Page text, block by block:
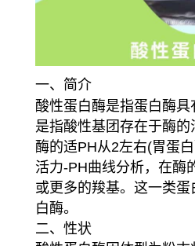
一、简介
酸性蛋白酶是指蛋白酶
是指酸性基团存在于酶
酶的适PH从2左右(胃蛋
活力-PH曲线分析，在酶
或更多的羧基。这一类
白酶。
二、性状